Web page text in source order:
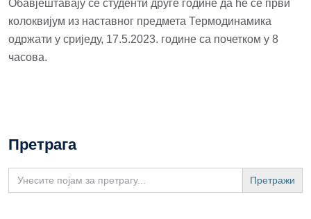
Обавјештавају се студенти друге године да ће се први
колоквијум из наставног предмета Термодинамика
одржати у сриједу, 17.5.2023. године са почетком у 8
часова.
Претрага
Search
for: